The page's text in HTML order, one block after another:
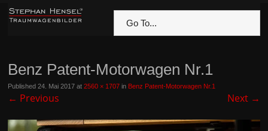
Go To...
Benz Patent-Motorwagen Nr.1
Published24. Mai 2017 at2560 × 1707 in Benz Patent-Motorwagen Nr.1
← Previous Next →